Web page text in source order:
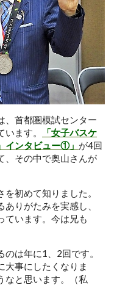
、首都圏模試センター
ます。
「女子バスケ
インタビュー①」 が4回
、その中で奥山さんが
初めて知りました。
りがたみを実感し、
ています。今は兄も
は年に1、2回です。
大事にしたくなりま
なと思います。（私